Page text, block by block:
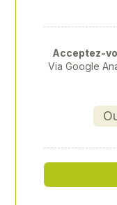
STIHL
Acceptez-
Via Google